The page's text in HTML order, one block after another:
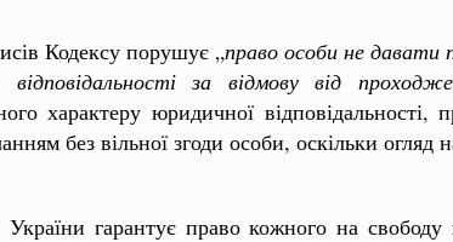
Кодексу порушує „право особи не давати
відповідальності за відмову від
характеру юридичної відповідальності,
без вільної згоди особи, оскільки
гарантує право кожного на